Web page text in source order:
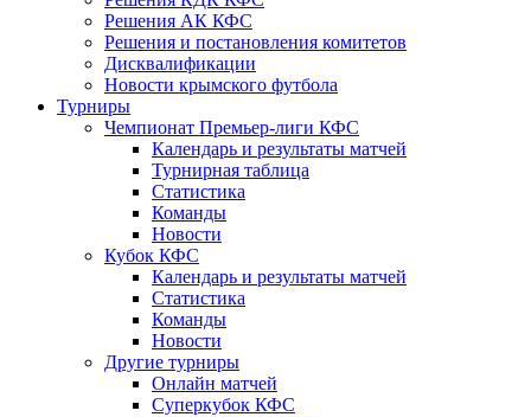
Решения АК КФС
Решения и постановления комитетов
Дисквалификации
Новости крымского футбола
Турниры
Чемпионат Премьер-лиги КФС
Календарь и результаты матчей
Турнирная таблица
Статистика
Команды
Новости
Кубок КФС
Календарь и результаты матчей
Статистика
Команды
Новости
Другие турниры
Онлайн матчей
Суперкубок КФС